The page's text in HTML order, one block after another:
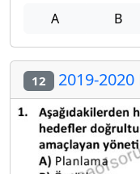
A B
12 2019-2020